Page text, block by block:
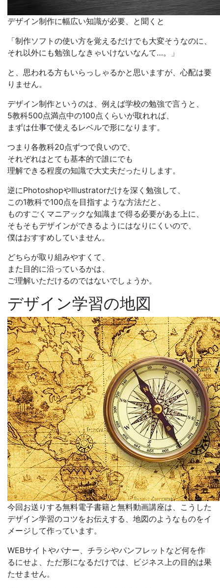
デザイン制作に幅広い知識が必要、と聞くと
「制作ソフトの使い方を覚えるだけでも大変そうなのに、
それ以外にも勉強しなきゃいけないなんて…。」
と、思われる方もいらっしゃるかと思いますが、心配は要
りません。
デザイン制作というのは、例えば学校の勉強で言うと、
5教科500点満点中の100点くらいが取れれば、
まずは仕事で使えるレベルで形になります。
つまり 各教科20点ずつで良いので、
それぞれはとても基本的で誰にでも
理解できる程度の知識で大丈夫だったりします。
逆にPhotoshopやIllustratorだけを深く勉強して、
この1教科で100点を目指すような方法だと、
ものすごくマニアックな知識まで得る必要がある上に、
そもそもデザインができるようにはなりにくいので、
僕はおすすめしていません。
どちらが取り組みやすくて、
また目的に沿っているかは、
ご理解いただけるのではないでしょうか。
デザイン学習の地図
今回お送りする無料電子書籍と無料動画講座は、こうした
デザイン学習のコツをお伝えする、地図のようなものをイ
メージして作っています。
WEBサイトやバナー、チラシやパンフレットなど何を作
るにせよ、ただ形になるだけでは、ビジネス上の目的は果
たせません。